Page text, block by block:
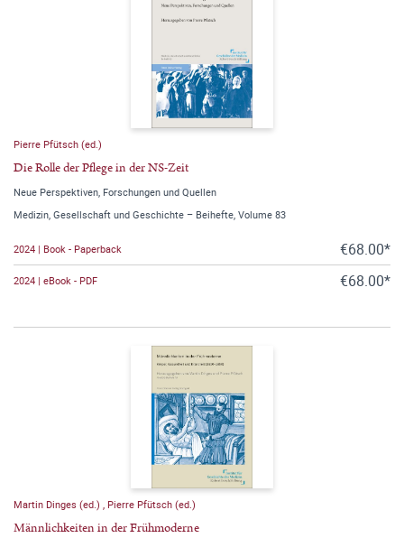
Pierre Pfütsch (ed.)
Die Rolle der Pflege in der NS-Zeit
Neue Perspektiven, Forschungen und Quellen
Medizin, Gesellschaft und Geschichte – Beihefte, Volume 83
2024 | Book - Paperback €68.00*
2024 | eBook - PDF €68.00*
Martin Dinges (ed.) Pierre Pfütsch (ed.)
Männlichkeiten in der Frühmoderne